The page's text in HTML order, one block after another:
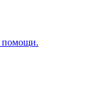
помощи.